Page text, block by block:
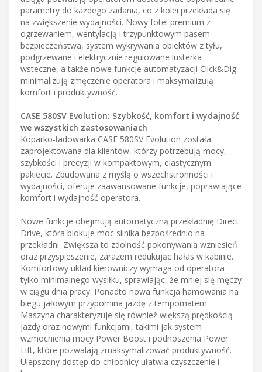
parametry do każdego zadania, co z kolei przekłada się
na zwiększenie wydajności. Nowy fotel premium z
ogrzewaniem, wentylacją i trzypunktowym pasem
bezpieczeństwa, system wykrywania obiektów z tyłu,
podgrzewane i elektrycznie regulowane lusterka
wsteczne, a także nowe funkcje automatyzacji Click&Dig
minimalizują zmęczenie operatora i maksymalizują
komfort i produktywność.
CASE 580SV Evolution: Szybkość, komfort i wydajność
we wszystkich zastosowaniach
Koparko-ładowarka CASE 580SV Evolution została
zaprojektowana dla klientów, którzy potrzebują mocy,
szybkości i precyzji w kompaktowym, elastycznym
pakiecie. Zbudowana z myślą o wszechstronności i
wydajności, oferuje zaawansowane funkcje, poprawiające
komfort i wydajność operatora.
Nowe funkcje obejmują automatyczną przekładnię Direct
Drive, która blokuje moc silnika bezpośrednio na
przekładni. Zwiększa to zdolność pokonywania wzniesień
oraz przyspieszenie, zarazem redukując hałas w kabinie.
Komfortowy układ kierowniczy wymaga od operatora
tylko minimalnego wysiłku, sprawiając, że mniej się męczy
w ciągu dnia pracy. Ponadto nowa funkcja hamowania na
biegu jałowym przypomina jazdę z tempomatem.
Maszyna charakteryzuje się również większą prędkością
jazdy oraz nowymi funkcjami, takimi jak system
wzmocnienia mocy Power Boost i podnoszenia Power
Lift, które pozwalają zmaksymalizować produktywność.
Ulepszony dostęp do chłodnicy ułatwia czyszczenie i